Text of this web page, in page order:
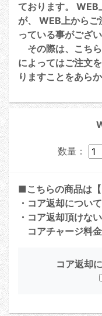
ております。 WEB
が、 WEB上から
っている事がござい
その際は、こち
によってはご注文
りますことをあら
数量：
■こちらの商品は【
・コア返却につい
・コア返却頂けない
コアチャージ料金
コア返却